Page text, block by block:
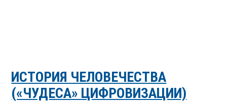
ИСТОРИЯ ЧЕЛОВЕЧЕСТВА
(«ЧУДЕСА» ЦИФРОВИЗАЦИИ)